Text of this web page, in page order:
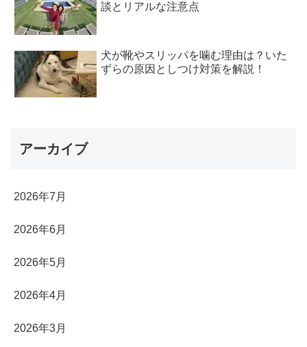
談とリアルな注意点
犬が靴やスリッパを噛む理由は？いた
ずらの原因としつけ対策を解説！
アーカイブ
2026年7月
2026年6月
2026年5月
2026年4月
2026年3月